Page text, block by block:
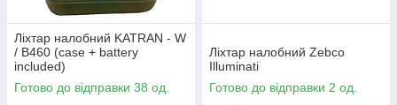
Ліхтар налобний KATRAN - W
/ B460 (case + battery
included)
Готово до відправки 38 од.
Ліхтар налобний Zebco
Illuminati
Готово до відправки 2 од.